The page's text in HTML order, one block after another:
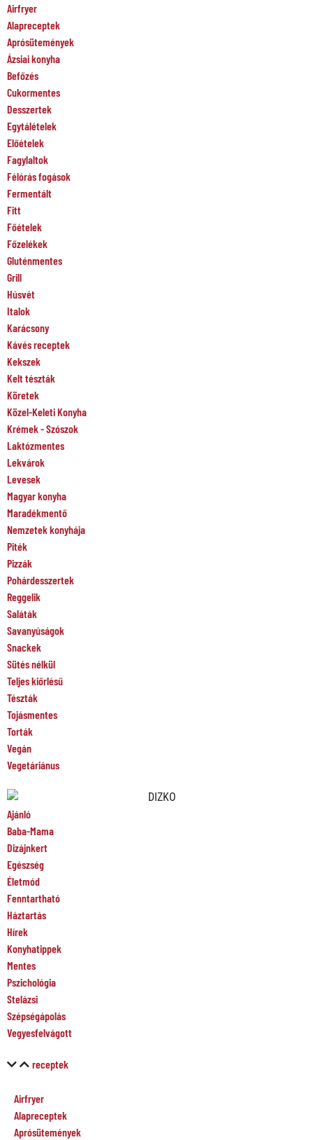
Airfryer
Alapreceptek
Aprósütemények
Ázsiai konyha
Befőzés
Cukormentes
Desszertek
Egytálételek
Előételek
Fagylaltok
Félórás fogások
Fermentált
Fitt
Főételek
Főzelékek
Gluténmentes
Grill
Húsvét
Italok
Karácsony
Kávés receptek
Kekszek
Kelt tészták
Köretek
Közel-Keleti Konyha
Krémek - Szószok
Laktózmentes
Lekvárok
Levesek
Magyar konyha
Maradékmentő
Nemzetek konyhája
Piték
Pizzák
Pohárdesszertek
Reggelik
Saláták
Savanyúságok
Snackek
Sütés nélkül
Teljes kiőrlésű
Tészták
Tojásmentes
Torták
Vegán
Vegetáriánus
Ajánló
Baba-Mama
Dizájnkert
Egészség
Életmód
Fenntartható
Háztartás
Hírek
Konyhatippek
Mentes
Pszichológia
Stelázsi
Szépségápolás
Vegyesfelvágott
receptek
Airfryer
Alapreceptek
Aprósütemények